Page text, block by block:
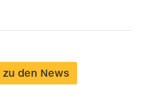
den News